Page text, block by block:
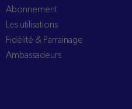
Abonnement
Les utilisations
Fidélité & Parrainage
Ambassadeurs